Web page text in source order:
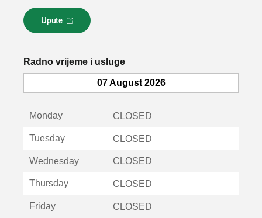
Upute
L
i
k
o
u
Radno vrijeme i usluge
07 August 2026
Monday CLOSED
Tuesday CLOSED
Wednesday CLOSED
Thursday CLOSED
Friday CLOSED